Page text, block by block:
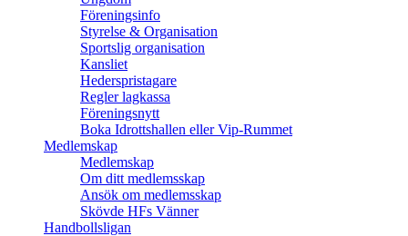
Föreningsinfo
Styrelse & Organisation
Sportslig organisation
Kansliet
Hederspristagare
Regler lagkassa
Föreningsnytt
Boka Idrottshallen eller Vip-Rummet
Medlemskap
Medlemskap
Om ditt medlemsskap
Ansök om medlemsskap
Skövde HFs Vänner
Handbollsligan